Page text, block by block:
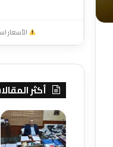
الأسعار
أكثر